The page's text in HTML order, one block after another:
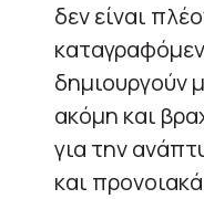
δεν είναι
δημιουργούν
ακόμη και
για την
και